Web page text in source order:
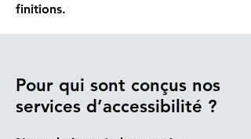
finitions.
Pour qui sont conçus nos
services d’accessibilité ?